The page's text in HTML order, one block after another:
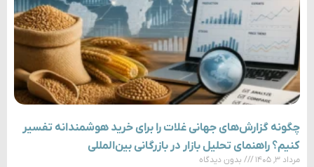
چگونه گزارش‌های جهانی غلات را برای خرید هوشمندانه تفسیر
کنیم؟ راهنمای تحلیل بازار در بازرگانی بین‌المللی
مرداد ۳, ۱۴۰۵ بدون دیدگاه